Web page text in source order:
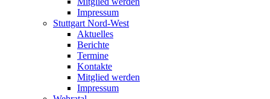
Impressum
Stuttgart Nord-West
Aktuelles
Berichte
Termine
Kontakte
Mitglied werden
Impressum